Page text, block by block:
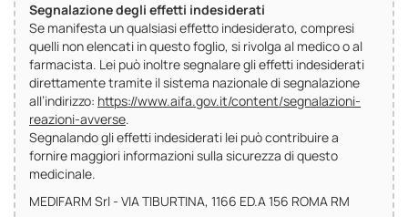
Segnalazione degli effetti indesiderati
Se manifesta un qualsiasi effetto indesiderato, compresi
quelli non elencati in questo foglio, si rivolga al medico o al
farmacista. Lei può inoltre segnalare gli effetti indesiderati
direttamente tramite il sistema nazionale di segnalazione
all’indirizzo: https://www.aifa.gov.it/content/segnalazioni-
reazioni-avverse.
Segnalando gli effetti indesiderati lei può contribuire a
fornire maggiori informazioni sulla sicurezza di questo
medicinale.
MEDIFARM Srl - VIA TIBURTINA, 1166 ED.A 156 ROMA RM